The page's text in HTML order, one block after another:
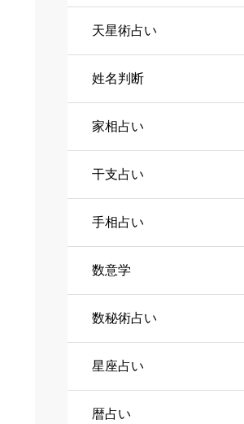
天星術占い
姓名判断
家相占い
干支占い
手相占い
数意学
数秘術占い
星座占い
暦占い